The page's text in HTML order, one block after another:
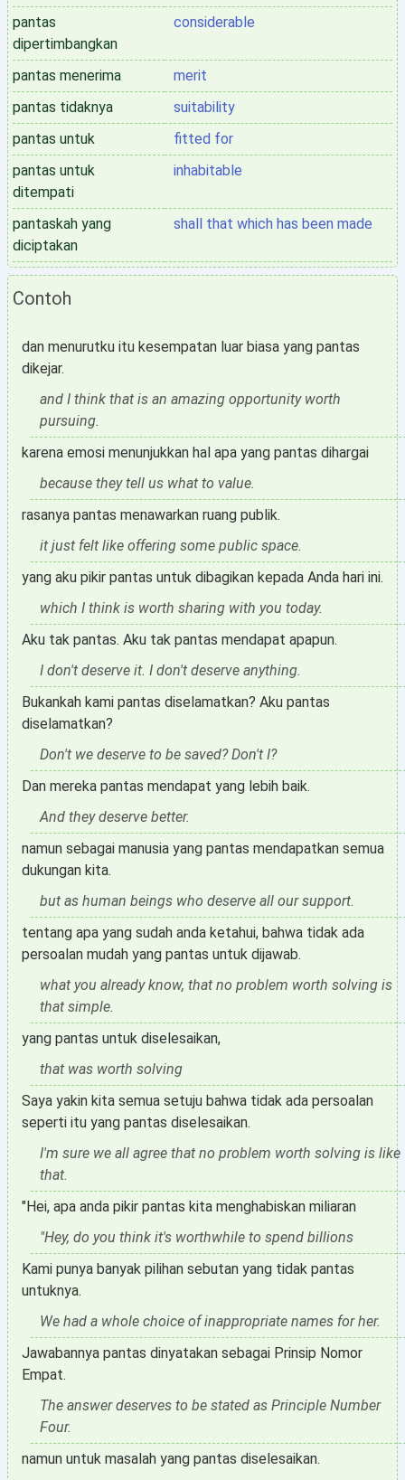
pantas
dipertimbangkan
considerable
pantas menerima
merit
pantas tidaknya
suitability
pantas untuk
fitted for
pantas untuk
ditempati
inhabitable
pantaskah yang
diciptakan
shall that which has been made
Contoh
dan menurutku itu kesempatan luar biasa yang pantas
dikejar.
and I think that is an amazing opportunity worth
pursuing.
karena emosi menunjukkan hal apa yang pantas dihargai
because they tell us what to value.
rasanya pantas menawarkan ruang publik.
it just felt like offering some public space.
yang aku pikir pantas untuk dibagikan kepada Anda hari ini.
which I think is worth sharing with you today.
Aku tak pantas. Aku tak pantas mendapat apapun.
I don't deserve it. I don't deserve anything.
Bukankah kami pantas diselamatkan? Aku pantas
diselamatkan?
Don't we deserve to be saved? Don't I?
Dan mereka pantas mendapat yang lebih baik.
And they deserve better.
namun sebagai manusia yang pantas mendapatkan semua
dukungan kita.
but as human beings who deserve all our support.
tentang apa yang sudah anda ketahui, bahwa tidak ada
persoalan mudah yang pantas untuk dijawab.
what you already know, that no problem worth solving is
that simple.
yang pantas untuk diselesaikan,
that was worth solving
Saya yakin kita semua setuju bahwa tidak ada persoalan
seperti itu yang pantas diselesaikan.
I'm sure we all agree that no problem worth solving is like
that.
"Hei, apa anda pikir pantas kita menghabiskan miliaran
"Hey, do you think it's worthwhile to spend billions
Kami punya banyak pilihan sebutan yang tidak pantas
untuknya.
We had a whole choice of inappropriate names for her.
Jawabannya pantas dinyatakan sebagai Prinsip Nomor
Empat.
The answer deserves to be stated as Principle Number
Four.
namun untuk masalah yang pantas diselesaikan.